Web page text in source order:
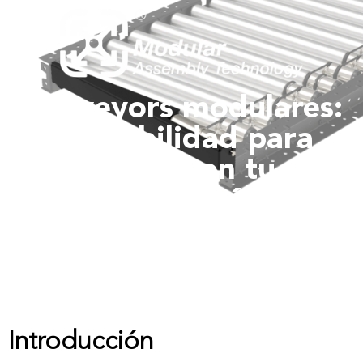
Conveyors modulares:
escalabilidad para
crecer con tu
producción
Introducción